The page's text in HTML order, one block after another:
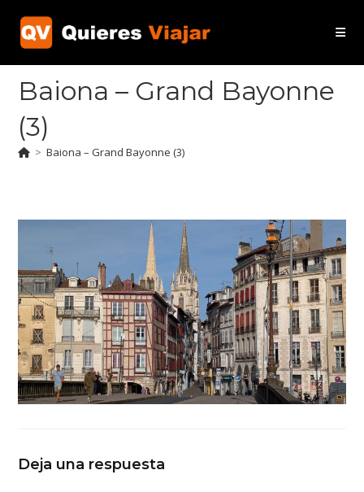
contenido
Baiona – Grand Bayonne
(3)
> Baiona – Grand Bayonne (3)
Deja una respuesta